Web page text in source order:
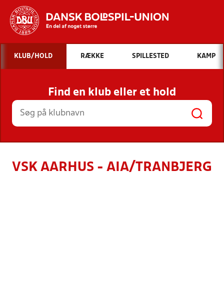
Hvad vil du søge efter?
INDHOLD OG NYHEDER
STILLINGER, RESULTATER, KLUBBER OG
HOLD
KLUB/HOLD RÆKKE SPILLESTED KAMP
Find en klub eller et hold
VSK AARHUS - AIA/TRANBJERG